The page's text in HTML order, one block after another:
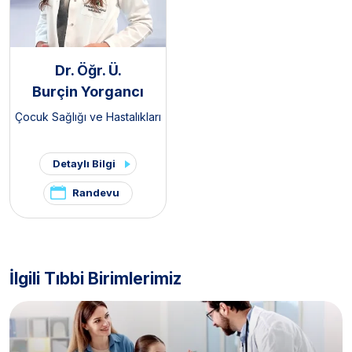
Dr. Öğr. Ü.
Burçin Yorgancı
Çocuk Sağlığı ve Hastalıkları
Detaylı Bilgi
Randevu
İlgili Tıbbi Birimlerimiz